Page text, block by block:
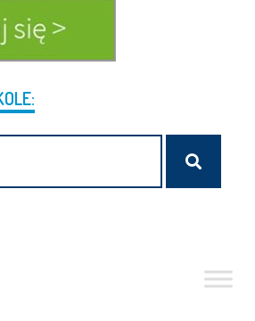
Szukaj